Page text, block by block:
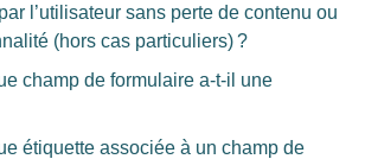
l’utilisateur sans perte de contenu ou
(hors cas particuliers) ?
champ de formulaire a-t-il une
étiquette associée à un champ de